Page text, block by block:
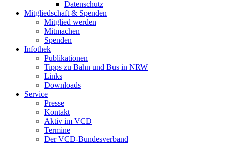
Datenschutz
Mitgliedschaft & Spenden
Mitglied werden
Mitmachen
Spenden
Infothek
Publikationen
Tipps zu Bahn und Bus in NRW
Links
Downloads
Service
Presse
Kontakt
Aktiv im VCD
Termine
Der VCD-Bundesverband